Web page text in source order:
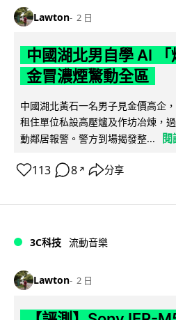
Lawton 2 日
中國湖北男自學 AI
金冒濃煙驚動全區
中國湖北黃石一名男子見金價高企
租住單位私設高壓爐及作坊冶煉，
動鄰居報警。警方到場揭發整...
113 8 ↗ 分享
3C科技 流動音樂
Lawton 2 日